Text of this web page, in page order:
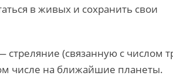
в живых и сохранить свои
(связанную с числом
числе на ближайшие планеты.